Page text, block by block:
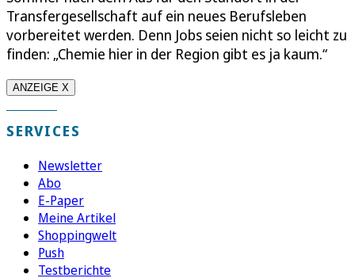
Transfergesellschaft auf ein neues Berufsleben
vorbereitet werden. Denn Jobs seien nicht so leicht zu
finden: „Chemie hier in der Region gibt es ja kaum.“
ANZEIGE X
SERVICES
Newsletter
Abo
E-Paper
Meine Artikel
Shoppingwelt
Push
Testberichte